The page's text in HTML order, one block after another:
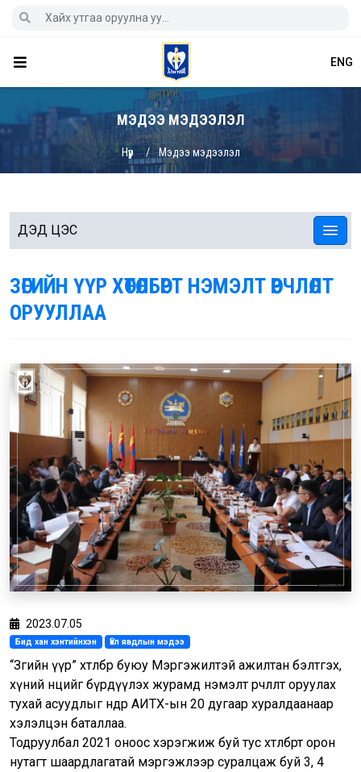
ENG
МЭДЭЭ МЭДЭЭЛЭЛ
Нүүр Мэдээ мэдээлэл
ДЭД ЦЭС
ЗӨГИЙН ҮҮР ХӨТӨЛБӨРТ НЭМЭЛТ ӨӨРЧЛӨЛТ
ОРУУЛЛАА
2023.07.05
Бид хан хэнтийнхэн Үйл явдлын мэдээ
“Зөгийн үүр” хөтөлбөр буюу Мэргэжилтэй ажилтан бэлтгэх,
хүний нөөцийг бүрдүүлэх журамд нэмэлт өөрчлөлт оруулах
тухай асуудлыг өнөөдөр АИТХ-ын 20 дугаар хуралдаанаар
хэлэлцэн баталлаа.
Тодруулбал 2021 оноос хэрэгжиж буй тус хөтөлбөрт орон
нутагт шаардлагатай мэргэжлээр суралцаж буй 3, 4